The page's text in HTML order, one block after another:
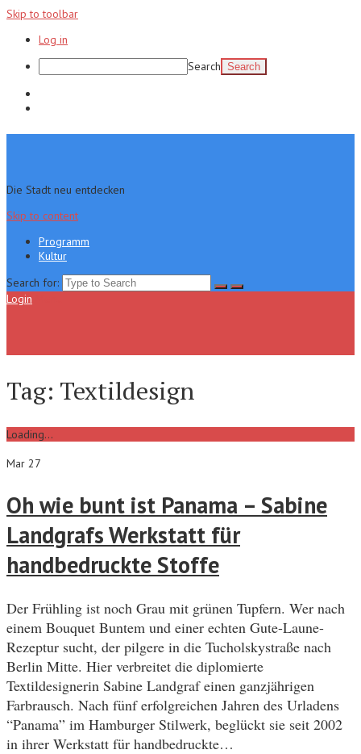
Skip to toolbar
Log in
Search
Die Stadt neu entdecken
Skip to content
Programm
Kultur
Search for:
Login
Tag: Textildesign
Loading...
Mar 27
Oh wie bunt ist Panama – Sabine
Landgrafs Werkstatt für
handbedruckte Stoffe
Der Frühling ist noch Grau mit grünen Tupfern. Wer nach
einem Bouquet Buntem und einer echten Gute-Laune-
Rezeptur sucht, der pilgere in die Tucholskystraße nach
Berlin Mitte. Hier verbreitet die diplomierte
Textildesignerin Sabine Landgraf einen ganzjährigen
Farbrausch. Nach fünf erfolgreichen Jahren des Urladens
“Panama” im Hamburger Stilwerk, beglückt sie seit 2002
in ihrer Werkstatt für handbedruckte…